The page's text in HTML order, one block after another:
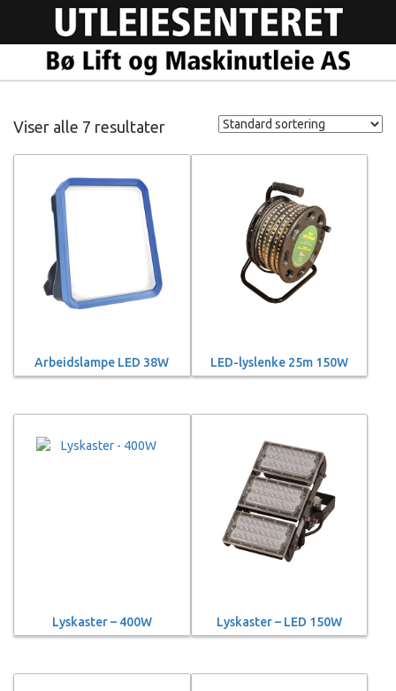
Viser alle 7 resultater
Arbeidslampe LED 38W LED-lyslenke 25m 150W
Lyskaster – 400W Lyskaster – LED 150W